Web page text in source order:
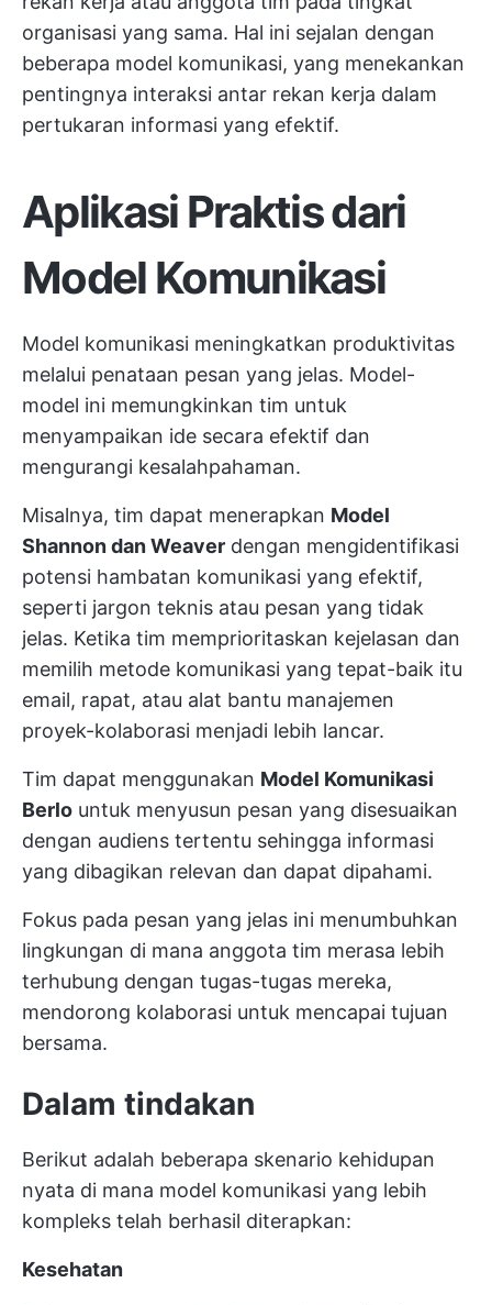
organisasi yang sama. Hal ini sejalan dengan
beberapa model komunikasi, yang menekankan
pentingnya interaksi antar rekan kerja dalam
pertukaran informasi yang efektif.
Aplikasi Praktis dari
Model Komunikasi
Model komunikasi meningkatkan produktivitas
melalui penataan pesan yang jelas. Model-
model ini memungkinkan tim untuk
menyampaikan ide secara efektif dan
mengurangi kesalahpahaman.
Misalnya, tim dapat menerapkan Model
Shannon dan Weaver dengan mengidentifikasi
potensi hambatan komunikasi yang efektif,
seperti jargon teknis atau pesan yang tidak
jelas. Ketika tim memprioritaskan kejelasan dan
memilih metode komunikasi yang tepat-baik itu
email, rapat, atau alat bantu manajemen
proyek-kolaborasi menjadi lebih lancar.
Tim dapat menggunakan Model Komunikasi
Berlo untuk menyusun pesan yang disesuaikan
dengan audiens tertentu sehingga informasi
yang dibagikan relevan dan dapat dipahami.
Fokus pada pesan yang jelas ini menumbuhkan
lingkungan di mana anggota tim merasa lebih
terhubung dengan tugas-tugas mereka,
mendorong kolaborasi untuk mencapai tujuan
bersama.
Dalam tindakan
Berikut adalah beberapa skenario kehidupan
nyata di mana model komunikasi yang lebih
kompleks telah berhasil diterapkan:
Kesehatan